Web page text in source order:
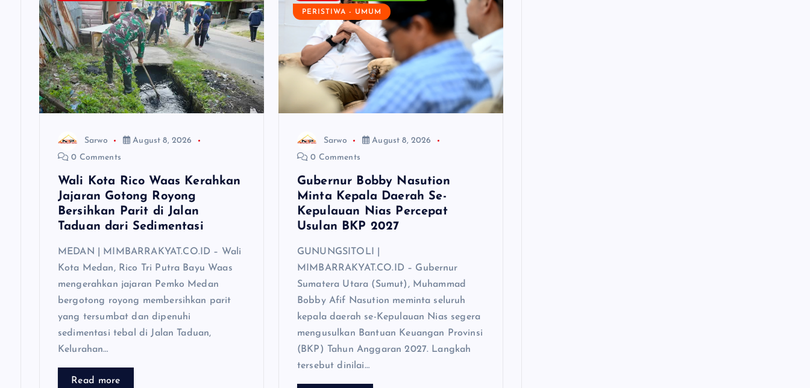
Sarwo
August 8, 2026
0 Comments
Wali Kota Rico Waas Kerahkan
Jajaran Gotong Royong
Bersihkan Parit di Jalan
Taduan dari Sedimentasi
MEDAN | MIMBARRAKYAT.CO.ID – Wali
Kota Medan, Rico Tri Putra Bayu Waas
mengerahkan jajaran Pemko Medan
bergotong royong membersihkan parit
yang tersumbat dan dipenuhi
sedimentasi tebal di Jalan Taduan,
Kelurahan…
Read more
PERISTIWA - UMUM
Sarwo
August 8, 2026
0 Comments
Gubernur Bobby Nasution
Minta Kepala Daerah Se-
Kepulauan Nias Percepat
Usulan BKP 2027
GUNUNGSITOLI |
MIMBARRAKYAT.CO.ID – Gubernur
Sumatera Utara (Sumut), Muhammad
Bobby Afif Nasution meminta seluruh
kepala daerah se-Kepulauan Nias segera
mengusulkan Bantuan Keuangan Provinsi
(BKP) Tahun Anggaran 2027. Langkah
tersebut dinilai…